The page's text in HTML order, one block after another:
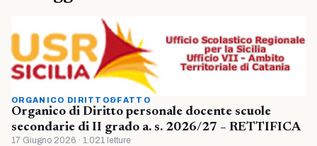
ORGANICO DIRITTO&FATTO
Organico di Diritto personale docente scuole
secondarie di II grado a. s. 2026/27 – RETTIFICA
17 Giugno 2026 · 1.021 letture